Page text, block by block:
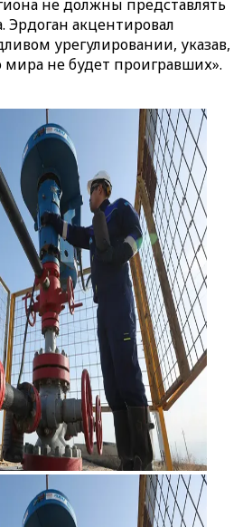
не должны представлять
Эрдоган акцентировал
урегулировании, указав,
мира не будет проигравших».